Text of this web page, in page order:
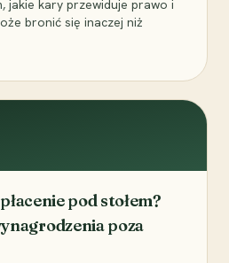
jakie kary przewiduje prawo i
bronić się inaczej niż
pod stołem?
poza